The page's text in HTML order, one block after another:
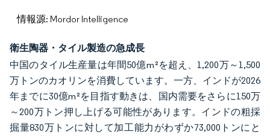
情報源: Mordor Intelligence
衛生陶器・タイル製造の急成長
中国のタイル生産量は年間50億m²を超え、1,200万～1,500
万トンのカオリンを消費しています。一方、インドが2026
年までに30億m²を目指す動きは、国内需要をさらに150万
～200万トン押し上げる可能性があります。インドの粗採
掘量830万トンに対して加工能力がわずか73,000トンにと